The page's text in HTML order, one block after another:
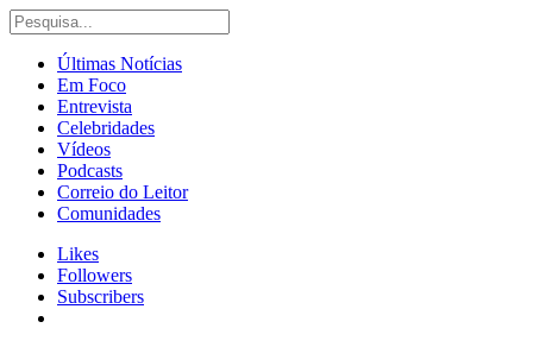
Últimas Notícias
Em Foco
Entrevista
Celebridades
Vídeos
Podcasts
Correio do Leitor
Comunidades
Likes
Followers
Subscribers